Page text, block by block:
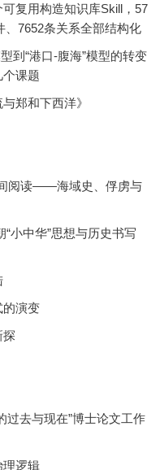
复用构造知识库Skill，57
、7652条关系全部结构化
到“港口-腹海”模型的转变
课题
郑和下西洋》
阅读——海域史、俘虏与
小中华”思想与历史书写
的演变
探
过去与现在”博士论文工作
理逻辑